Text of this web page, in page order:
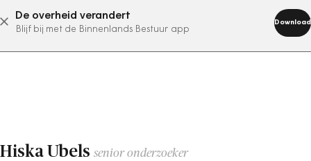
De overheid verandert
Blijf bij met de Binnenlands Bestuur app
Download
abonneer nu
Hiska Ubels senior onderzoeker